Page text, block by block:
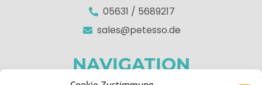
05631 / 5689217
sales@petesso.de
NAVIGATION